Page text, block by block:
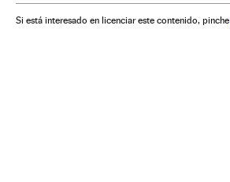
Relações gênero
Si está interesado en licenciar este contenido, pinche